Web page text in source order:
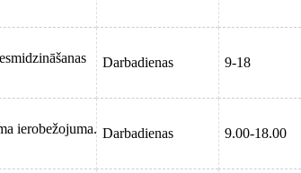
Darbadienas 9-18
ierobežojuma. Darbadienas 9.00-18.00